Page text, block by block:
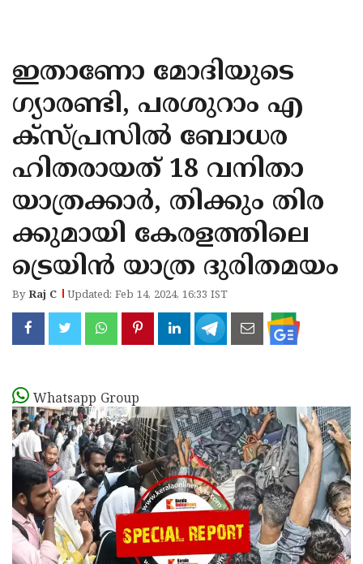
KANNUR
KASARAGOD
ഇതാണോ മോദിയുടെ
ഗ്യാരണ്ടി, പരശുറാം എ
ക്‌സ്പ്രസില്‍ ബോധര
ഹിതരായത് 18 വനിതാ
യാത്രക്കാര്‍, തിക്കും തിര
ക്കുമായി കേരളത്തിലെ
ട്രെയിന്‍ യാത്ര ദുരിതമയം
ByRaj C Updated: Feb 14, 2024, 16:33 IST
Whatsapp Group